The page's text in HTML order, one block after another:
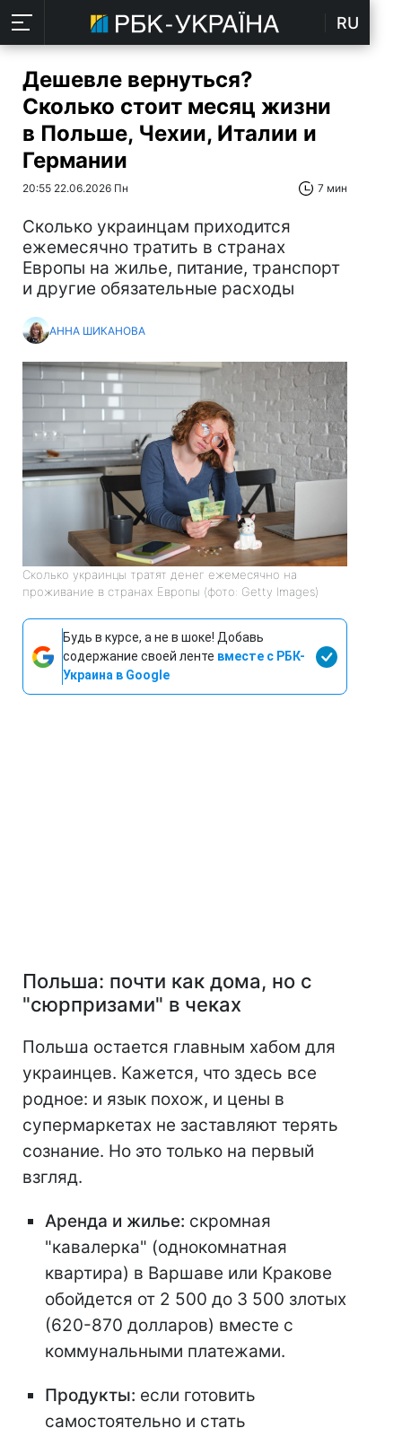
RU
Дешевле вернуться?
Сколько стоит месяц жизни
в Польше, Чехии, Италии и
Германии
20:55 22.06.2026 Пн 7 мин
Сколько украинцам приходится
ежемесячно тратить в странах
Европы на жилье, питание, транспорт
и другие обязательные расходы
АННА ШИКАНОВА
Сколько украинцы тратят денег ежемесячно на
проживание в странах Европы (фото: Getty Images)
Будь в курсе, а не в шоке! Добавь
содержание своей ленте вместе с РБК-
Украина в Google
Польша: почти как дома, но с
"сюрпризами" в чеках
Польша остается главным хабом для
украинцев. Кажется, что здесь все
родное: и язык похож, и цены в
супермаркетах не заставляют терять
сознание. Но это только на первый
взгляд.
Аренда и жилье: скромная
"кавалерка" (однокомнатная
квартира) в Варшаве или Кракове
обойдется от 2 500 до 3 500 злотых
(620-870 долларов) вместе с
коммунальными платежами.
Продукты: если готовить
самостоятельно и стать